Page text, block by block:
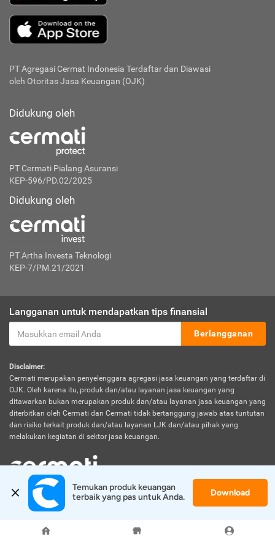
PT Agregasi Cermat Indonesia Terdaftar dan Diawasi
oleh Otoritas Jasa Keuangan (OJK)
Didukung oleh
PT Cermati Pialang Asuransi
KEP-596/PD.02/2025
Didukung oleh
PT Artha Investa Teknologi
KEP-7/PM.21/2021
Langganan untuk mendapatkan tips finansial
Berlangganan
Disclaimer:
Cermati merupakan penyelenggara agregasi jasa keuangan yang terdaftar di
OJK. Oleh karena itu, produk dan/atau layanan jasa keuangan yang
ditawarkan bukan merupakan produk dan/atau layanan jasa keuangan yang
diterbitkan oleh Cermati dan Cermati tidak bertanggung jawab atas tuntutan
dan risiko terkait produk dan/atau layanan LJK dan/atau pihak yang
melakukan kegiatan di sektor jasa keuangan.
© 2026 Cermati. All Rights Reserved.
Temukan produk keuangan
terbaik yang pas untuk Anda.
Download